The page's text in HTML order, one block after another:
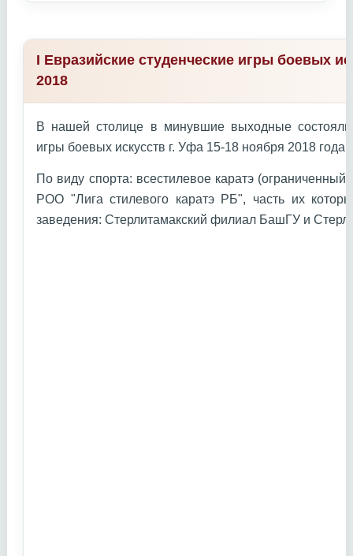
I Евразийские студенческие игры боевых
2018
В нашей столице в минувшие выходные
игры боевых искусств г. Уфа 15-18 ноября 2018 года
По виду спорта: всестилевое каратэ (ограниченный
РОО "Лига стилевого каратэ РБ", часть их
заведения: Стерлитамакский филиал БашГУ и